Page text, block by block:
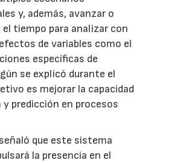
y, además, avanzar o
tiempo para analizar con
de variables como el
específicas de
se explicó durante el
es mejorar la capacidad
y predicción en procesos
que este sistema
la presencia en el